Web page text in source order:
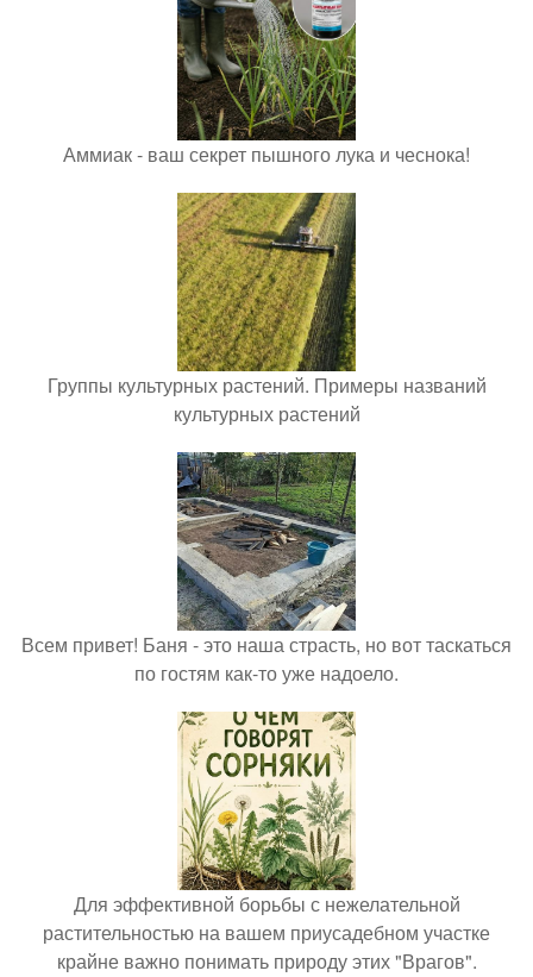
Аммиак - ваш секрет пышного лука и чеснока!
Группы культурных растений. Примеры названий
культурных растений
Всем привет! Баня - это наша страсть, но вот таскаться
по гостям как-то уже надоело.
Для эффективной борьбы с нежелательной
растительностью на вашем приусадебном участке
крайне важно понимать природу этих "Врагов".